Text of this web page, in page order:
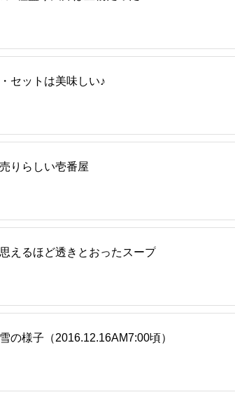
セットは美味しい♪
りらしい壱番屋
えるほど透きとおったスープ
の様子（2016.12.16AM7:00頃）